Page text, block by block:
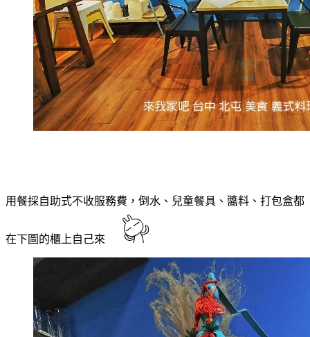
用餐採自助式不收服務費，倒水、兒童餐具、醬料、打包盒都
在下圖的櫃上自己來